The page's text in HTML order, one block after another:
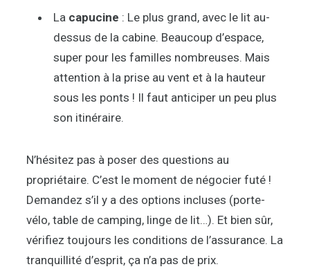
La capucine : Le plus grand, avec le lit au-
dessus de la cabine. Beaucoup d’espace,
super pour les familles nombreuses. Mais
attention à la prise au vent et à la hauteur
sous les ponts ! Il faut anticiper un peu plus
son itinéraire.
N’hésitez pas à poser des questions au
propriétaire. C’est le moment de négocier futé !
Demandez s’il y a des options incluses (porte-
vélo, table de camping, linge de lit…). Et bien sûr,
vérifiez toujours les conditions de l’assurance. La
tranquillité d’esprit, ça n’a pas de prix.